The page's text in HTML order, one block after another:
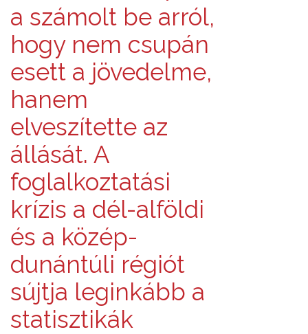
a számolt be arról,
hogy nem csupán
esett a jövedelme,
hanem
elveszítette az
állását. A
foglalkoztatási
krízis a dél-alföldi
és a közép-
dunántúli régiót
sújtja leginkább a
statisztikák